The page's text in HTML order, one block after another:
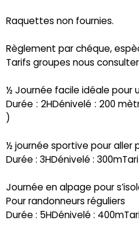
Raquettes non fournies.
Règlement par chéque,
Tarifs groupes nous
½ Journée facile idéale pour
Durée : 2HDénivelé : 200
)
½ journée sportive pour aller
Durée : 3HDénivelé :
Journée en alpage pour
Pour randonneurs réguliers
Durée : 5HDénivelé :